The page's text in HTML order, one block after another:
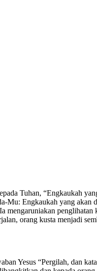
Tuhan, “Engkaukah
Mu: Engkaukah yang akan
mengaruniakan penglihatan
orang kusta menjadi
Yesus “Pergilah, dan